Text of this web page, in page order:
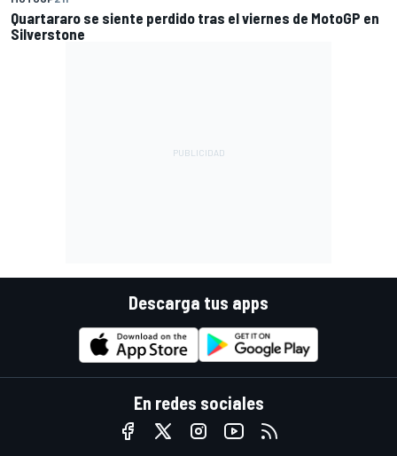
Quartararo se siente perdido tras el viernes de MotoGP en
Silverstone
Descarga tus apps
En redes sociales